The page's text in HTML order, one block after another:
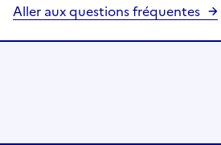
Aller aux questions fréquentes